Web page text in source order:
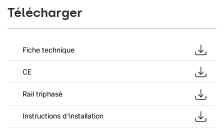
Télécharger
Fiche technique
CE
Rail triphasé
Instructions d'installation